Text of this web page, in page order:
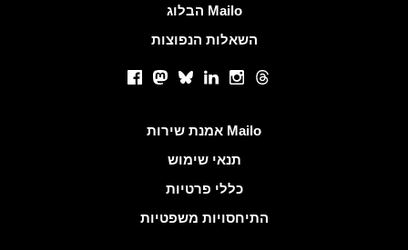
הבלוג Mailo
השאלות הנפוצות
Facebook
Mastodon
BlueskyLinkedInInstagram
Threads
אמנת שירות Mailo
תנאי שימוש
כללי פרטיות
התיחסויות משפטיות